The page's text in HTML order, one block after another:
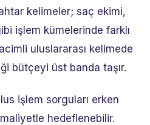
kelimeler; saç ekimi,
işlem kümelerinde farklı
uluslararası kelimede
bütçeyi üst banda taşır.
işlem sorguları erken
hedeflenebilir.